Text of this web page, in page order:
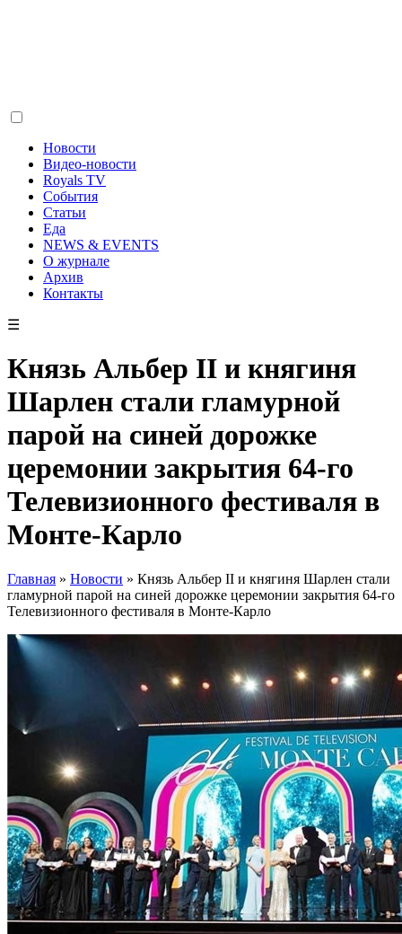
Новости
Видео-новости
Royals TV
События
Статьи
Еда
NEWS & EVENTS
О журнале
Архив
Контакты
☰
Князь Альбер II и княгиня
Шарлен стали гламурной
парой на синей дорожке
церемонии закрытия 64-го
Телевизионного фестиваля в
Монте-Карло
Главная » Новости » Князь Альбер II и княгиня Шарлен стали
гламурной парой на синей дорожке церемонии закрытия 64-го
Телевизионного фестиваля в Монте-Карло